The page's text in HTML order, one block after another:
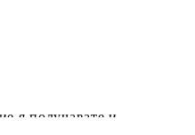
я получавате и